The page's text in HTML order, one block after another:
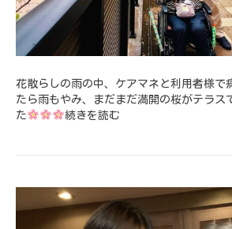
花散らしの雨の中、ケアマネと利用者様で
たら雨もやみ、まだまだ満開の桜がテラス
た
続きを読む